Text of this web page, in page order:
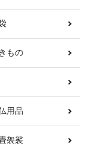
もの
用品
袈裟